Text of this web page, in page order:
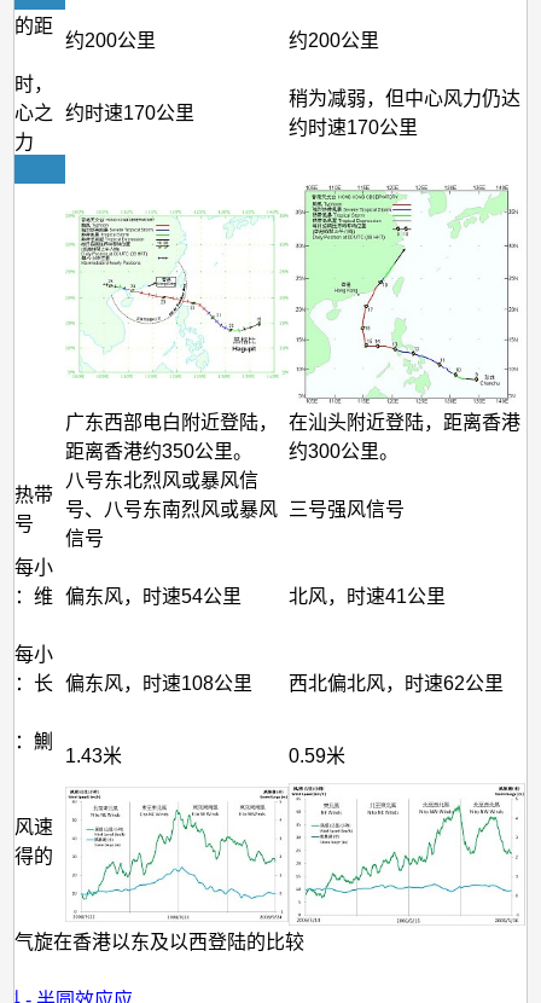
的距
约200公里 约200公里
时，
心之
力
约时速170公里
稍为减弱，但中心风力仍达
约时速170公里
广东西部电白附近登陆，
距离香港约350公里。
在汕头附近登陆，距离香港
约300公里。
热带
号
八号东北烈风或暴风信
号、八号东南烈风或暴风
信号
三号强风信号
每小
：维
偏东风，时速54公里 北风，时速41公里
每小
：长
偏东风，时速108公里 西北偏北风，时速62公里
：鰂
1.43米 0.59米
风速
得的
气旋在香港以东及以西登陆的比较